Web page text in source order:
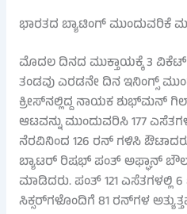
ಭಾರತದ ಬ್ಯಾಟಿಂಗ್ ಮುಂದುವರಿಕೆ
ಮೊದಲ ದಿನದ ಮುಕ್ತಾಯಕ್ಕೆ 3
ತಂಡವು ಎರಡನೇ ದಿನ ಇನಿಂಗ್ಸ್
ಕ್ರೀಸ್‌ನಲ್ಲಿದ್ದ ನಾಯಕ ಶುಭ್‌ಮನ್
ಆಟವನ್ನು ಮುಂದುವರಿಸಿ 177
ನೆರವಿನಿಂದ 126 ರನ್ ಗಳಿಸಿ
ಬ್ಯಾಟರ್ ರಿಷಭ್ ಪಂತ್ ಅಫ್ಘಾನ್
ಮಾಡಿದರು. ಪಂತ್ 121 ಎಸೆತಗಳಲ್ಲಿ
ಸಿಕ್ಸರ್‌ಗಳೊಂದಿಗೆ 81 ರನ್‌ಗಳ